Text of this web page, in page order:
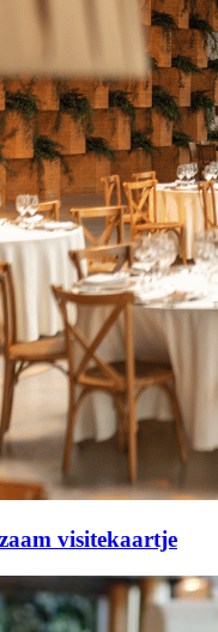
visitekaartje